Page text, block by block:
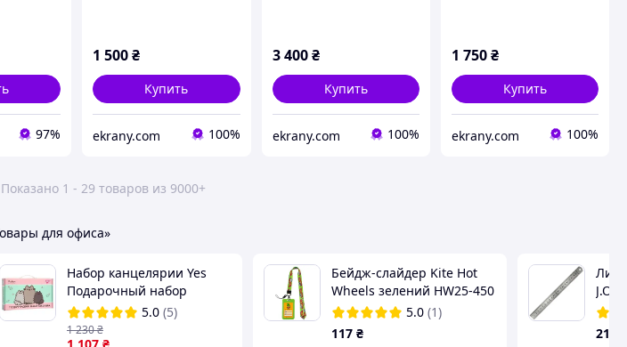
97%
1 500₴
Купить
ekrany.сom 100%
3 400 ₴
Купить
ekrany.сom 100%
1 750₴
Купить
ekrany.сom 100%
Показано 1 - 29 товаров из 9000+
для офиса»
Набор канцелярии Yes
Подарочный набор
школьника Pusheen
5.0 (5)
1 230₴
Бейдж-слайдер Kite Hot
Wheels зелений HW25-450
5.0 (1)
117 ₴ 21